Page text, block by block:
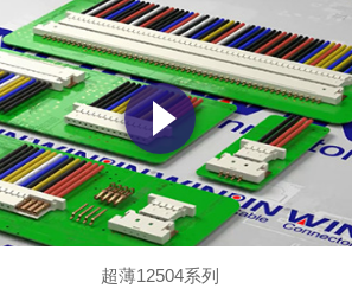
超薄12504系列